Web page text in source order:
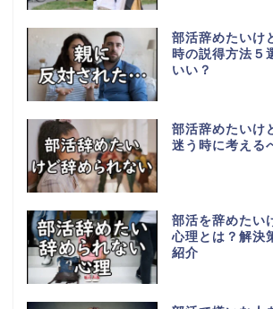
部活辞めたいけ
時の説得方法５
いい？
部活辞めたいけ
迷う時に考える
部活を辞めたい
心理とは？解決
紹介